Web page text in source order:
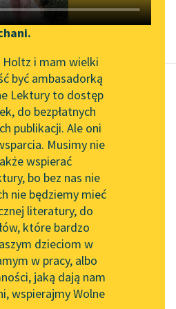
Zgłoś brak utworu
Narzędzia
Mapa Wolnych Lektur
Leśmianator
Przewodnik dla piszących i
czytających
API
OAI-PMH
Widget Wolnych Lektur
Przypisy
Holtz i mam wielki
być ambasadorką
Lektury to dostęp
do bezpłatnych
publikacji. Ale oni
Musimy nie
wspierać
bo bez nas nie
nie będziemy mieć
literatury, do
które bardzo
dzieciom w
w pracy, albo
jaką dają nam
wspierajmy Wolne
Henryk Sienkiewicz
Quo vadis
Człowiek, który stał
przed nim, nie mógł
być niczyim
kochankiem. W tej
dziwnej figurze było...
Czytaj więcej